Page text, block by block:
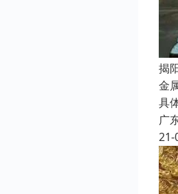
揭
金
具
广
21-